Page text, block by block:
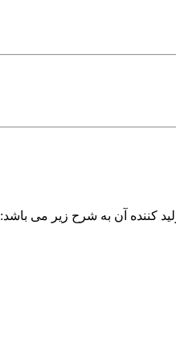
کننده آن به شرح زیر می باشد: